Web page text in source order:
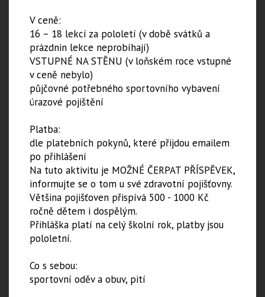
V ceně:
16 – 18 lekcí za pololetí (v době svátků a
prázdnin lekce neprobíhají)
VSTUPNÉ NA STĚNU (v loňském roce vstupné
v ceně nebylo)
půjčovné potřebného sportovního vybavení
úrazové pojištění
Platba:
dle platebních pokynů, které přijdou emailem
po přihlášení
Na tuto aktivitu je MOŽNÉ ČERPAT PŘÍSPĚVEK,
informujte se o tom u své zdravotní pojišťovny.
Většina pojišťoven přispívá 500 - 1000 Kč
ročně dětem i dospělým.
​Přihláška platí na celý školní rok, platby jsou
pololetní.
Co s sebou:
sportovní oděv a obuv, pití